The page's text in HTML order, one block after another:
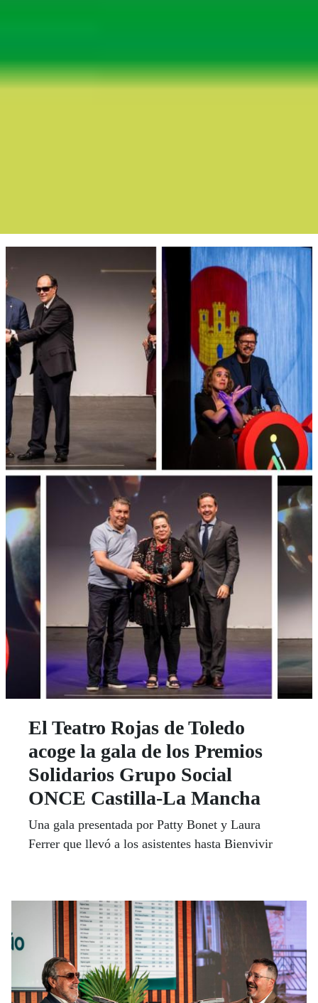
Boletín
El Teatro Rojas de Toledo
acoge la gala de los Premios
Solidarios Grupo Social
ONCE Castilla-La Mancha
Una gala presentada por Patty Bonet y Laura
Ferrer que llevó a los asistentes hasta Bienvivir